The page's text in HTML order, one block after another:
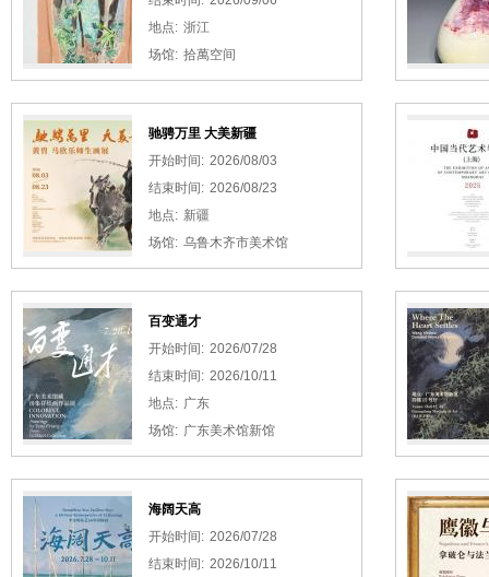
地点: 浙江
场馆: 拾萬空间
驰骋万里 大美新疆
开始时间: 2026/08/03
结束时间: 2026/08/23
地点: 新疆
场馆: 乌鲁木齐市美术馆
百变通才
开始时间: 2026/07/28
结束时间: 2026/10/11
地点: 广东
场馆: 广东美术馆新馆
海阔天高
开始时间: 2026/07/28
结束时间: 2026/10/11